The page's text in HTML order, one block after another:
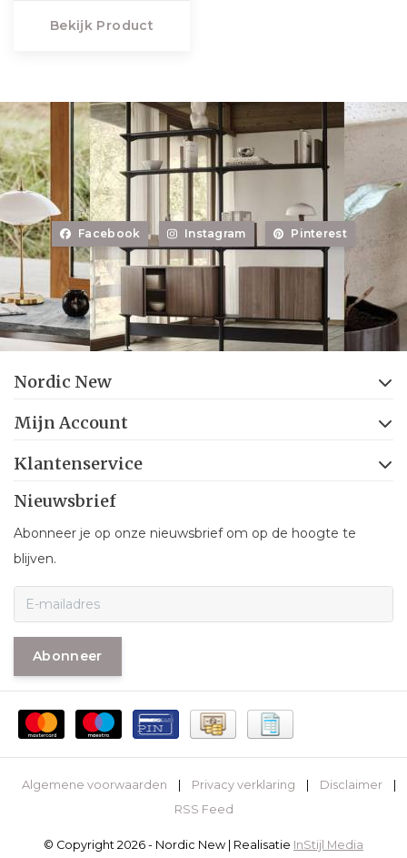
Bekijk Product
Facebook Instagram Pinterest
Nordic New
Mijn Account
Klantenservice
Nieuwsbrief
Abonneer je op onze nieuwsbrief om op de hoogte te
blijven.
Abonneer
Algemene voorwaarden Privacy verklaring Disclaimer
RSS Feed
© Copyright 2026 - Nordic New | Realisatie InStijl Media